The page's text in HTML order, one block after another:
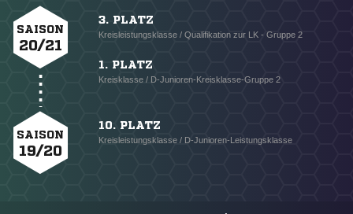
SAISON
20/21
3. PLATZ
Kreisleistungsklasse / Qualifikation zur LK - Gruppe 2
1. PLATZ
Kreisklasse / D-Junioren-Kreisklasse-Gruppe 2
SAISON
19/20
10. PLATZ
Kreisleistungsklasse / D-Junioren-Leistungsklasse